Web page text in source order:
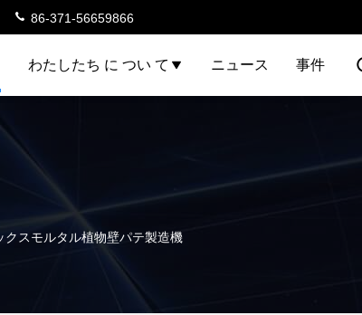
86-371-56659866
わたしたち に つい て ニュース 事件
スモルタル植物壁パテ製造機